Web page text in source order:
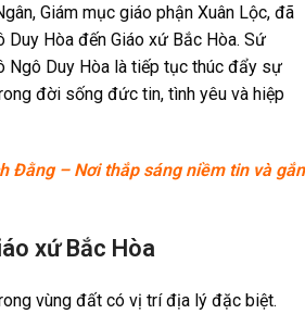
Giám mục giáo phận Xuân Lộc, đã
Duy Hòa đến Giáo xứ Bắc Hòa. Sứ
Ngô Duy Hòa là tiếp tục thúc đẩy sự
đời sống đức tin, tình yêu và hiệp
Đằng – Nơi thắp sáng niềm tin và gắn
xứ Bắc Hòa
vùng đất có vị trí địa lý đặc biệt.